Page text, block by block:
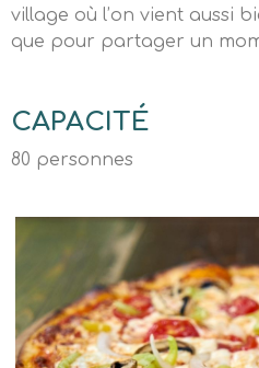
village où l’on vient aussi
que pour partager un
CAPACITÉ
80 personnes